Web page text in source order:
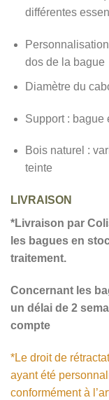
différentes
dos de la bague
Diamètre du
Support : bague
Bois naturel :
teinte
LIVRAISON
*Livraison par
les bagues en
traitement.
Concernant les
un délai de 2
compte
*Le droit de
ayant été
conformément à